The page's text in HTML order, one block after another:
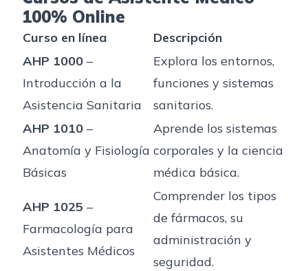
100% Online
Curso en línea
Descripción
AHP 1000 –
Introducción a la
Asistencia Sanitaria
Explora los entornos,
funciones y sistemas
sanitarios.
AHP 1010 –
Anatomía y Fisiología
Básicas
Aprende los sistemas
corporales y la ciencia
médica básica.
AHP 1025 –
Farmacología para
Asistentes Médicos
Comprender los tipos
de fármacos, su
administración y
seguridad.